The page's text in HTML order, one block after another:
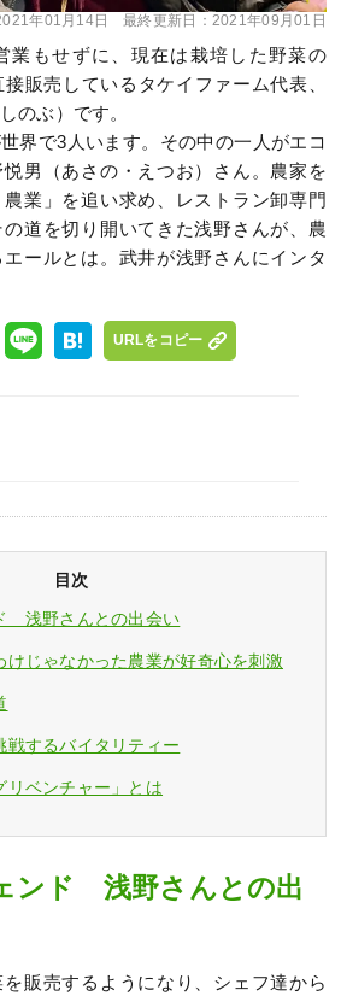
年01月14日 最終更新日： 2021年09月01日
業もせずに、現在は栽培した野菜の
販売しているタケイファーム代表、
のぶ）です。
界で3人います。その中の一人がエコ
男（あさの・えつお）さん。農家を
業」を追い求め、レストラン卸専門
道を切り開いてきた浅野さんが、農
ールとは。武井が浅野さんにインタ
URLをコピー
目次
浅野さんとの出会い
けじゃなかった農業が好奇心を刺激
戦するバイタリティー
リベンチャー」とは
ンド 浅野さんとの出
販売するようになり、シェフ達から